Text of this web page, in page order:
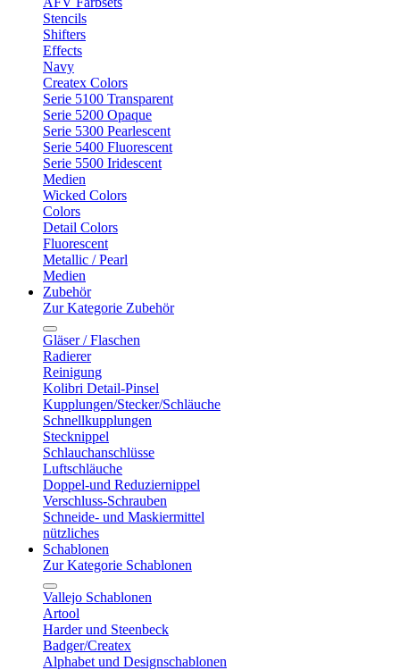
Stencils
Shifters
Effects
Navy
Createx Colors
Serie 5100 Transparent
Serie 5200 Opaque
Serie 5300 Pearlescent
Serie 5400 Fluorescent
Serie 5500 Iridescent
Medien
Wicked Colors
Colors
Detail Colors
Fluorescent
Metallic / Pearl
Medien
Zubehör
Zur Kategorie Zubehör
Gläser / Flaschen
Radierer
Reinigung
Kolibri Detail-Pinsel
Kupplungen/Stecker/Schläuche
Schnellkupplungen
Stecknippel
Schlauchanschlüsse
Luftschläuche
Doppel-und Reduziernippel
Verschluss-Schrauben
Schneide- und Maskiermittel
nützliches
Schablonen
Zur Kategorie Schablonen
Vallejo Schablonen
Artool
Harder und Steenbeck
Badger/Createx
Alphabet und Designschablonen